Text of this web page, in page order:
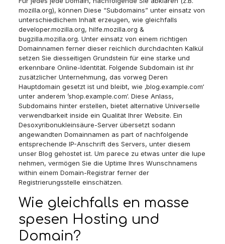
mozilla.org), können Diese “Subdomains” unter einsatz von
unterschiedlichem Inhalt erzeugen, wie gleichfalls
developer.mozilla.org, hilfe.mozilla.org &
bugzilla.mozilla.org. Unter einsatz von einem richtigen
Domainnamen ferner dieser reichlich durchdachten Kalkül
setzen Sie diesseitigen Grundstein für eine starke und
erkennbare Online-Identität. Folgende Subdomain ist ihr
zusätzlicher Unternehmung, das vorweg Deren
Hauptdomain gesetzt ist und bleibt, wie ‚blog.example.com‘
unter anderem ’shop.example.com‘. Diese Anlass,
Subdomains hinter erstellen, bietet alternative Universelle
verwendbarkeit inside ein Qualität Ihrer Website. Ein
Desoxyribonukleinsäure-Server übersetzt sodann
angewandten Domainnamen as part of nachfolgende
entsprechende IP-Anschrift des Servers, unter diesem
unser Blog gehostet ist. Um parece zu etwas unter die lupe
nehmen, vermögen Sie die Uptime Ihres Wunschnamens
within einem Domain-Registrar ferner der
Registrierungsstelle einschätzen.
Wie gleichfalls en masse
spesen Hosting und
Domain?